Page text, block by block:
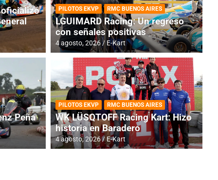
Horarios para la
oficializó
Peña
PILOTOS EKVP RMC BUENOS AIRES
LGUIMARD Racing: Un regreso
con señales positivas
4 agosto, 2026 E-Kart
PILOTOS EKVP RMC BUENOS AIRES
WK LÜSQTOFF Racing Kart: Hizo
historia en Baradero
4 agosto, 2026 E-Kart